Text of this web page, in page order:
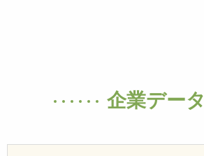
企業データ